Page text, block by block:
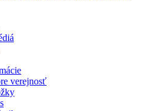
verejnosť